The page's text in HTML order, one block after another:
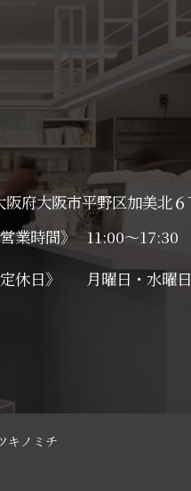
阪府大阪市平野区加美北６
業時間》 11:00～17:30
定休日》
月曜日・水曜日
キノミチ